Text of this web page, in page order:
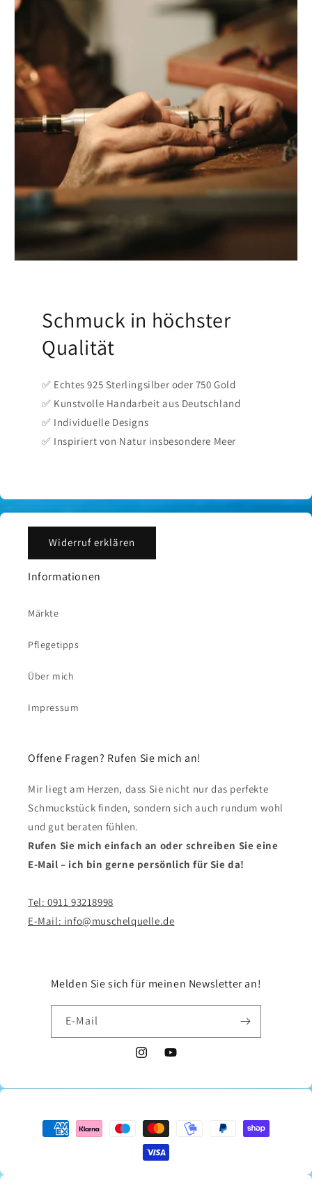
Schmuck in höchster
Qualität
✅ Echtes 925 Sterlingsilber oder 750 Gold
✅ Kunstvolle Handarbeit aus Deutschland
✅ Individuelle Designs
✅ Inspiriert von Natur insbesondere Meer
Widerruf erklären
Informationen
Märkte
Pflegetipps
Über mich
Impressum
Offene Fragen? Rufen Sie mich an!
Mir liegt am Herzen, dass Sie nicht nur das perfekte
Schmuckstück finden, sondern sich auch rundum wohl
und gut beraten fühlen.
Rufen Sie mich einfach an oder schreiben Sie eine
E-Mail – ich bin gerne persönlich für Sie da!
Tel: 0911 93218998
E-Mail: info@muschelquelle.de
Melden Sie sich für meinen Newsletter an!
E-Mail
InstagramYouTube
Zahlungsmethoden